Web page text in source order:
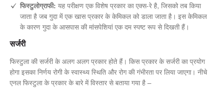
फिस्टुलोग्राफी: यह परीक्षण एक विशेष प्रकार का एक्स-रे है, जिसको तब किया
जाता है जब गुदा में एक खास प्रकार के केमिकल को डाला जाता है। इस केमिकल
के कारण गुदा के आसपास की मांसपेशियां एक दम स्पष्ट रूप से दिखती हैं।
सर्जरी
फिस्टुला की सर्जरी के अलग अलग प्रकार होते हैं। किस प्रकार के सर्जरी का प्रयोग
होगा इसका निर्णय रोगी के स्वास्थ्य स्थिति और रोग की गंभीरता पर लिया जाएगा। नीचे
एनल फिस्टुला के प्रकार के बारे में विस्तार से बताया गया है –